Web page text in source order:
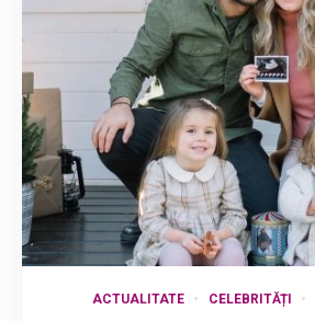
ACTUALITATE CELEBRITĂȚI